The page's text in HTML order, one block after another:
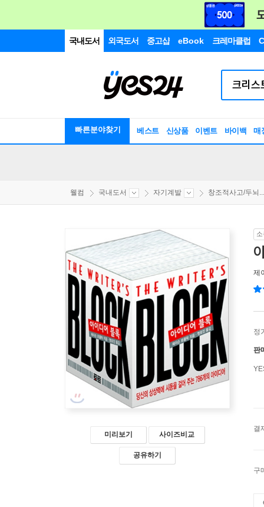
국내도서 외국도서 중고샵 eBook 크레마클럽
빠른분야찾기 베스트 신상품 이벤트 바이백 매
웰컴 국내도서 자기계발 창조적사고/두뇌...
미리보기 사이즈비교
공유하기
제
정
판
결
구